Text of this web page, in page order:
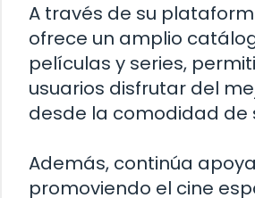
A través de su
ofrece un amplio
películas y series,
usuarios disfrutar del
desde la comodidad de
Además, continúa
promoviendo el cine